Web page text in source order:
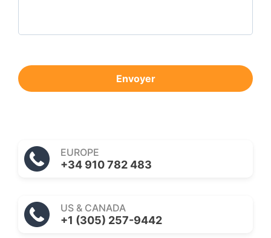
Envoyer
EUROPE
+34 910 782 483
US & CANADA
+1 (305) 257-9442